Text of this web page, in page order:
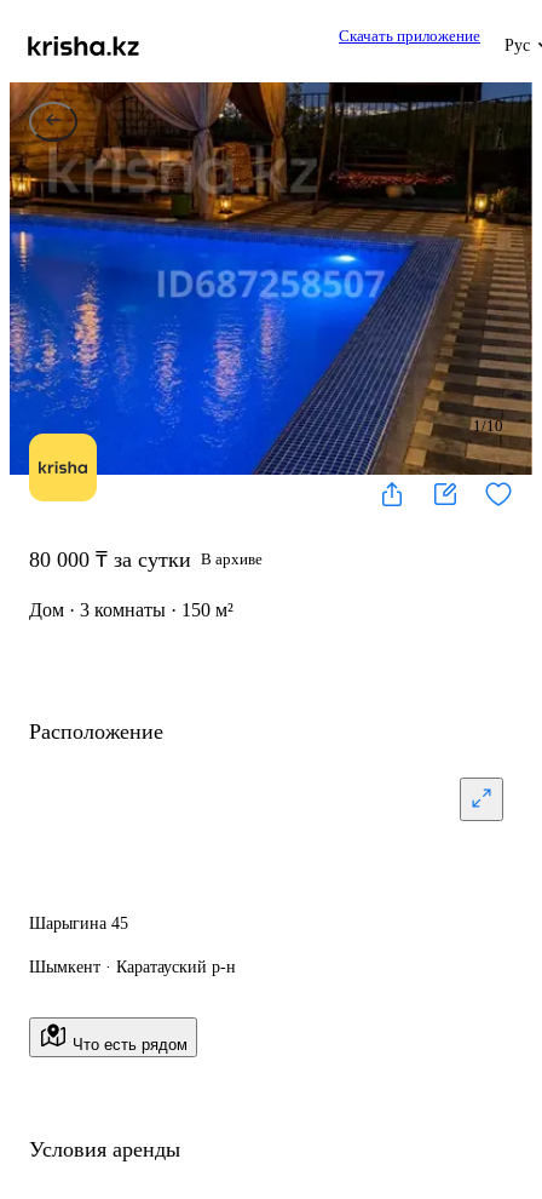
Скачать приложение
Рус
1/10
80 000 ₸ за сутки В архиве
Дом · 3 комнаты · 150 м²
Расположение
Шарыгина 45
Шымкент · Каратауский р-н
Что есть рядом
Условия аренды